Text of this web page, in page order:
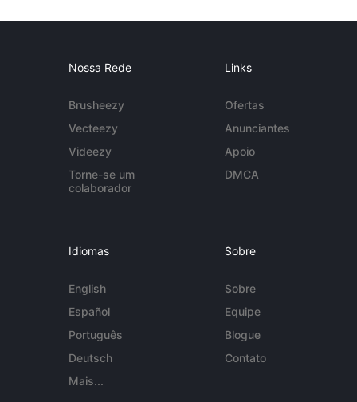
Nossa Rede
Brusheezy
Vecteezy
Videezy
Torne-se um
colaborador
Links
Ofertas
Anunciantes
Apoio
DMCA
Idiomas
English
Español
Português
Deutsch
Mais...
Sobre
Sobre
Equipe
Blogue
Contato